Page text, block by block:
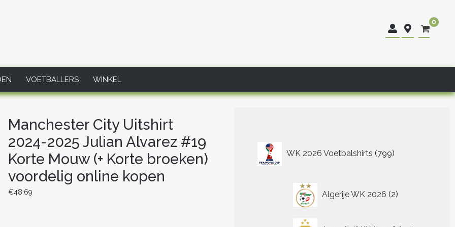
0
VOETBALLERS WINKEL
Manchester City Uitshirt
2024-2025 Julian Alvarez #19
Korte Mouw (+ Korte broeken)
voordelig online kopen
€48.69
WK 2026 Voetbalshirts 799
producten
Algerije WK 2026 2
producten